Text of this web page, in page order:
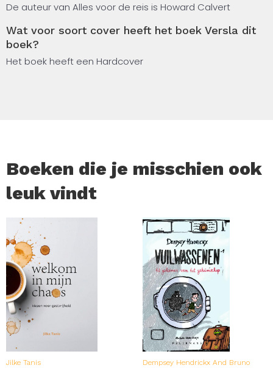
De auteur van Alles voor de reis is Howard Calvert
Wat voor soort cover heeft het boek Versla dit
boek?
Het boek heeft een Hardcover
Boeken die je misschien ook
leuk vindt
Jilke Tanis
Dempsey Hendrickx And Bruno